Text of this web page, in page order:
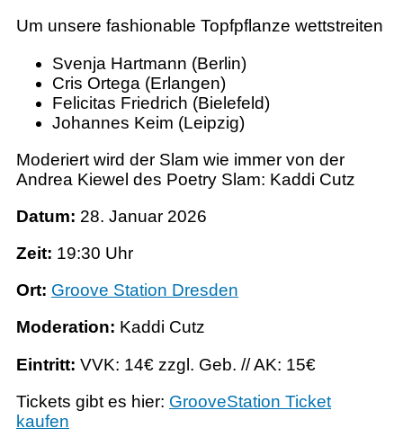
Um unsere fashionable Topfpflanze wettstreiten
Svenja Hartmann (Berlin)
Cris Ortega (Erlangen)
Felicitas Friedrich (Bielefeld)
Johannes Keim (Leipzig)
Moderiert wird der Slam wie immer von der
Andrea Kiewel des Poetry Slam: Kaddi Cutz
Datum: 28. Januar 2026
Zeit: 19:30 Uhr
Ort: Groove Station Dresden
Moderation: Kaddi Cutz
Eintritt: VVK: 14€ zzgl. Geb. // AK: 15€
Tickets gibt es hier: GrooveStation Ticket
kaufen